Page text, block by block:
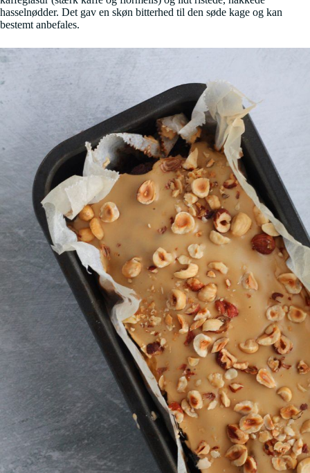
hasselnødder. Det gav en skøn bitterhed til den søde kage og kan
bestemt anbefales.